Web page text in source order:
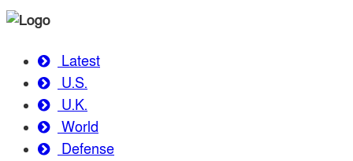
Latest
U.S.
U.K.
World
Defense